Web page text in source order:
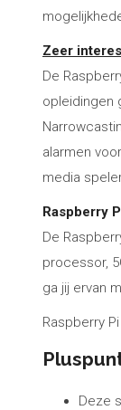
Zeer
De
opleidingen
alarmen
media
Raspberry
De
processor,
ga jij ervan
Raspberry
Deze